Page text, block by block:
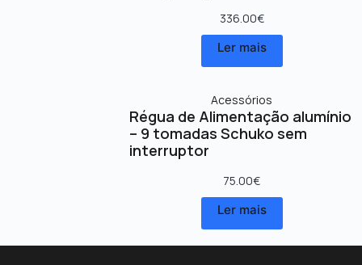
336.00€
Ler mais
Acessórios
Régua de Alimentação alumínio
– 9 tomadas Schuko sem
interruptor
75.00€
Ler mais